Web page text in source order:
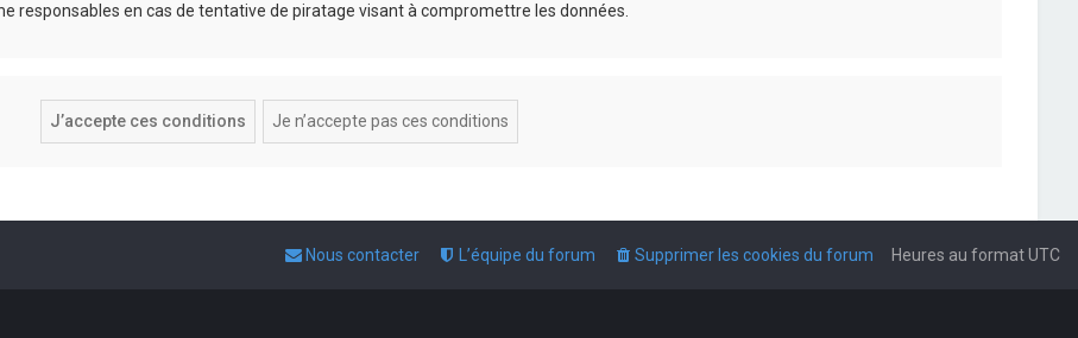
responsables en cas de tentative de piratage visant à compromettre les données.
Heures au formatUTC
Supprimer les cookies du forum
L’équipe du forum
Nous contacter